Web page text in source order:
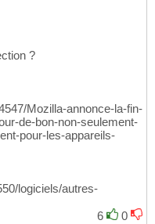
?
Mozilla-annonce-la-fin-
de-bon-non-seulement-
pour-les-appareils-
logiciels/autres-
6
0